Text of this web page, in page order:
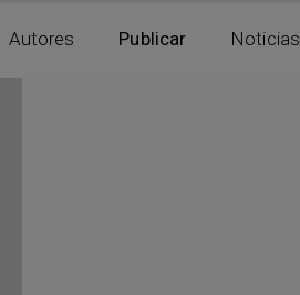
Autores Publicar Noticias